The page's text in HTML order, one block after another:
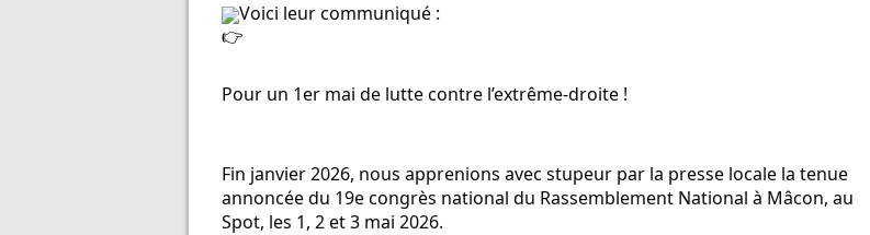
Voici leur communiqué :
Pour un 1er mai de lutte contre l’extrême-droite !
Fin janvier 2026, nous apprenions avec stupeur par la presse locale la tenue
annoncée du 19e congrès national du Rassemblement National à Mâcon, au
Spot, les 1, 2 et 3 mai 2026.